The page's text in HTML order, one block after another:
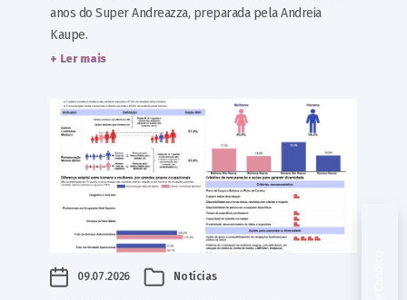
anos do Super Andreazza, preparada pela Andreia
Kaupe.
+ Ler mais
09.07.2026 Notícias